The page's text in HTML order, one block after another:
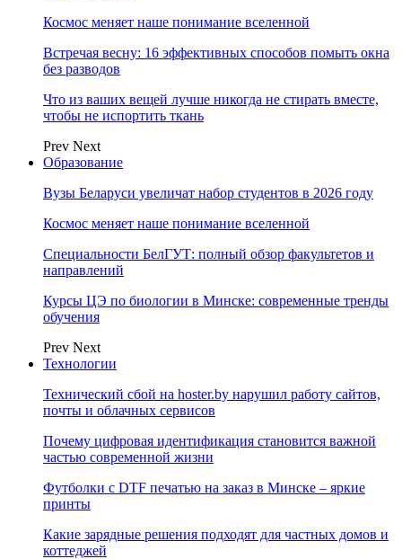
Космос меняет наше понимание вселенной
Встречая весну: 16 эффективных способов помыть окна
без разводов
Что из ваших вещей лучше никогда не стирать вместе,
чтобы не испортить ткань
Prev Next
Образование
Вузы Беларуси увеличат набор студентов в 2026 году
Космос меняет наше понимание вселенной
Специальности БелГУТ: полный обзор факультетов и
направлений
Курсы ЦЭ по биологии в Минске: современные тренды
обучения
Prev Next
Технологии
Технический сбой на hoster.by нарушил работу сайтов,
почты и облачных сервисов
Почему цифровая идентификация становится важной
частью современной жизни
Футболки с DTF печатью на заказ в Минске – яркие
принты
Какие зарядные решения подходят для частных домов и
коттеджей